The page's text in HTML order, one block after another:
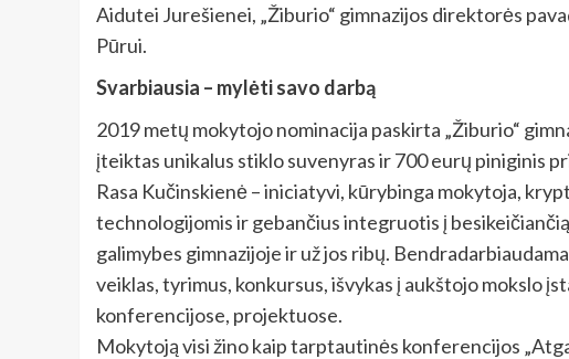
Aidutei Jurešienei, „Žiburio“ gimnazijos direktorės
Pūrui.
Svarbiausia – mylėti savo darbą
2019 metų mokytojo nominacija paskirta „Žiburio“
įteiktas unikalus stiklo suvenyras ir 700 eurų piniginis
Rasa Kučinskienė – iniciatyvi, kūrybinga mokytoja,
technologijomis ir gebančius integruotis į
galimybes gimnazijoje ir už jos ribų.
veiklas, tyrimus, konkursus, išvykas į aukštojo mokslo
konferencijose, projektuose.
Mokytoją visi žino kaip tarptautinės konferencijos